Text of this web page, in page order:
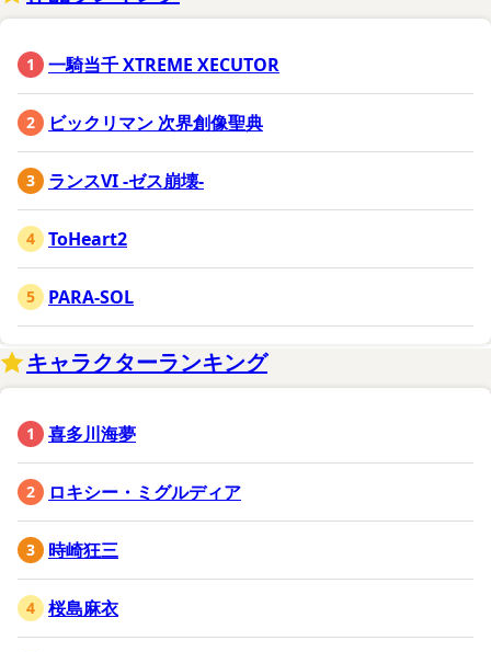
一騎当千 XTREME XECUTOR
ビックリマン 次界創像聖典
ランスVI -ゼス崩壊-
ToHeart2
PARA-SOL
キャラクターランキング
喜多川海夢
ロキシー・ミグルディア
時崎狂三
桜島麻衣